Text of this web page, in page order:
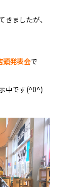
ましたが、
頭発表会で
中です(^0^)